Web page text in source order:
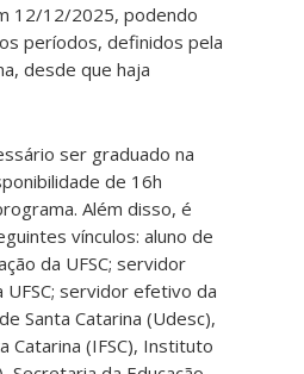
12/12/2025, podendo
períodos, definidos pela
desde que haja
ser graduado na
de 16h
Além disso, é
vínculos: aluno de
da UFSC; servidor
servidor efetivo da
Santa Catarina (Udesc),
Catarina (IFSC), Instituto